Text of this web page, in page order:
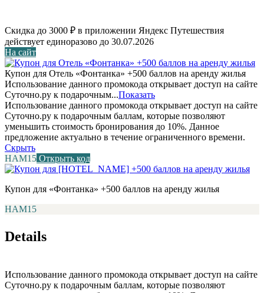
Скидка до 3000 ₽ в приложении Яндекс Путешествия
действует единоразово до 30.07.2026
На сайт
Купон для Отель «Фонтанка» +500 баллов на аренду жилья
Использование данного промокода открывает доступ на сайте
Суточно.ру к подарочным...Показать
Использование данного промокода открывает доступ на сайте
Суточно.ру к подарочным баллам, которые позволяют
уменьшить стоимость бронирования до 10%. Данное
предложение актуально в течение ограниченного времени.
Скрыть
НАМ15 Открыть код
Купон для «Фонтанка» +500 баллов на аренду жилья
НАМ15
Details
Использование данного промокода открывает доступ на сайте
Суточно.ру к подарочным баллам, которые позволяют